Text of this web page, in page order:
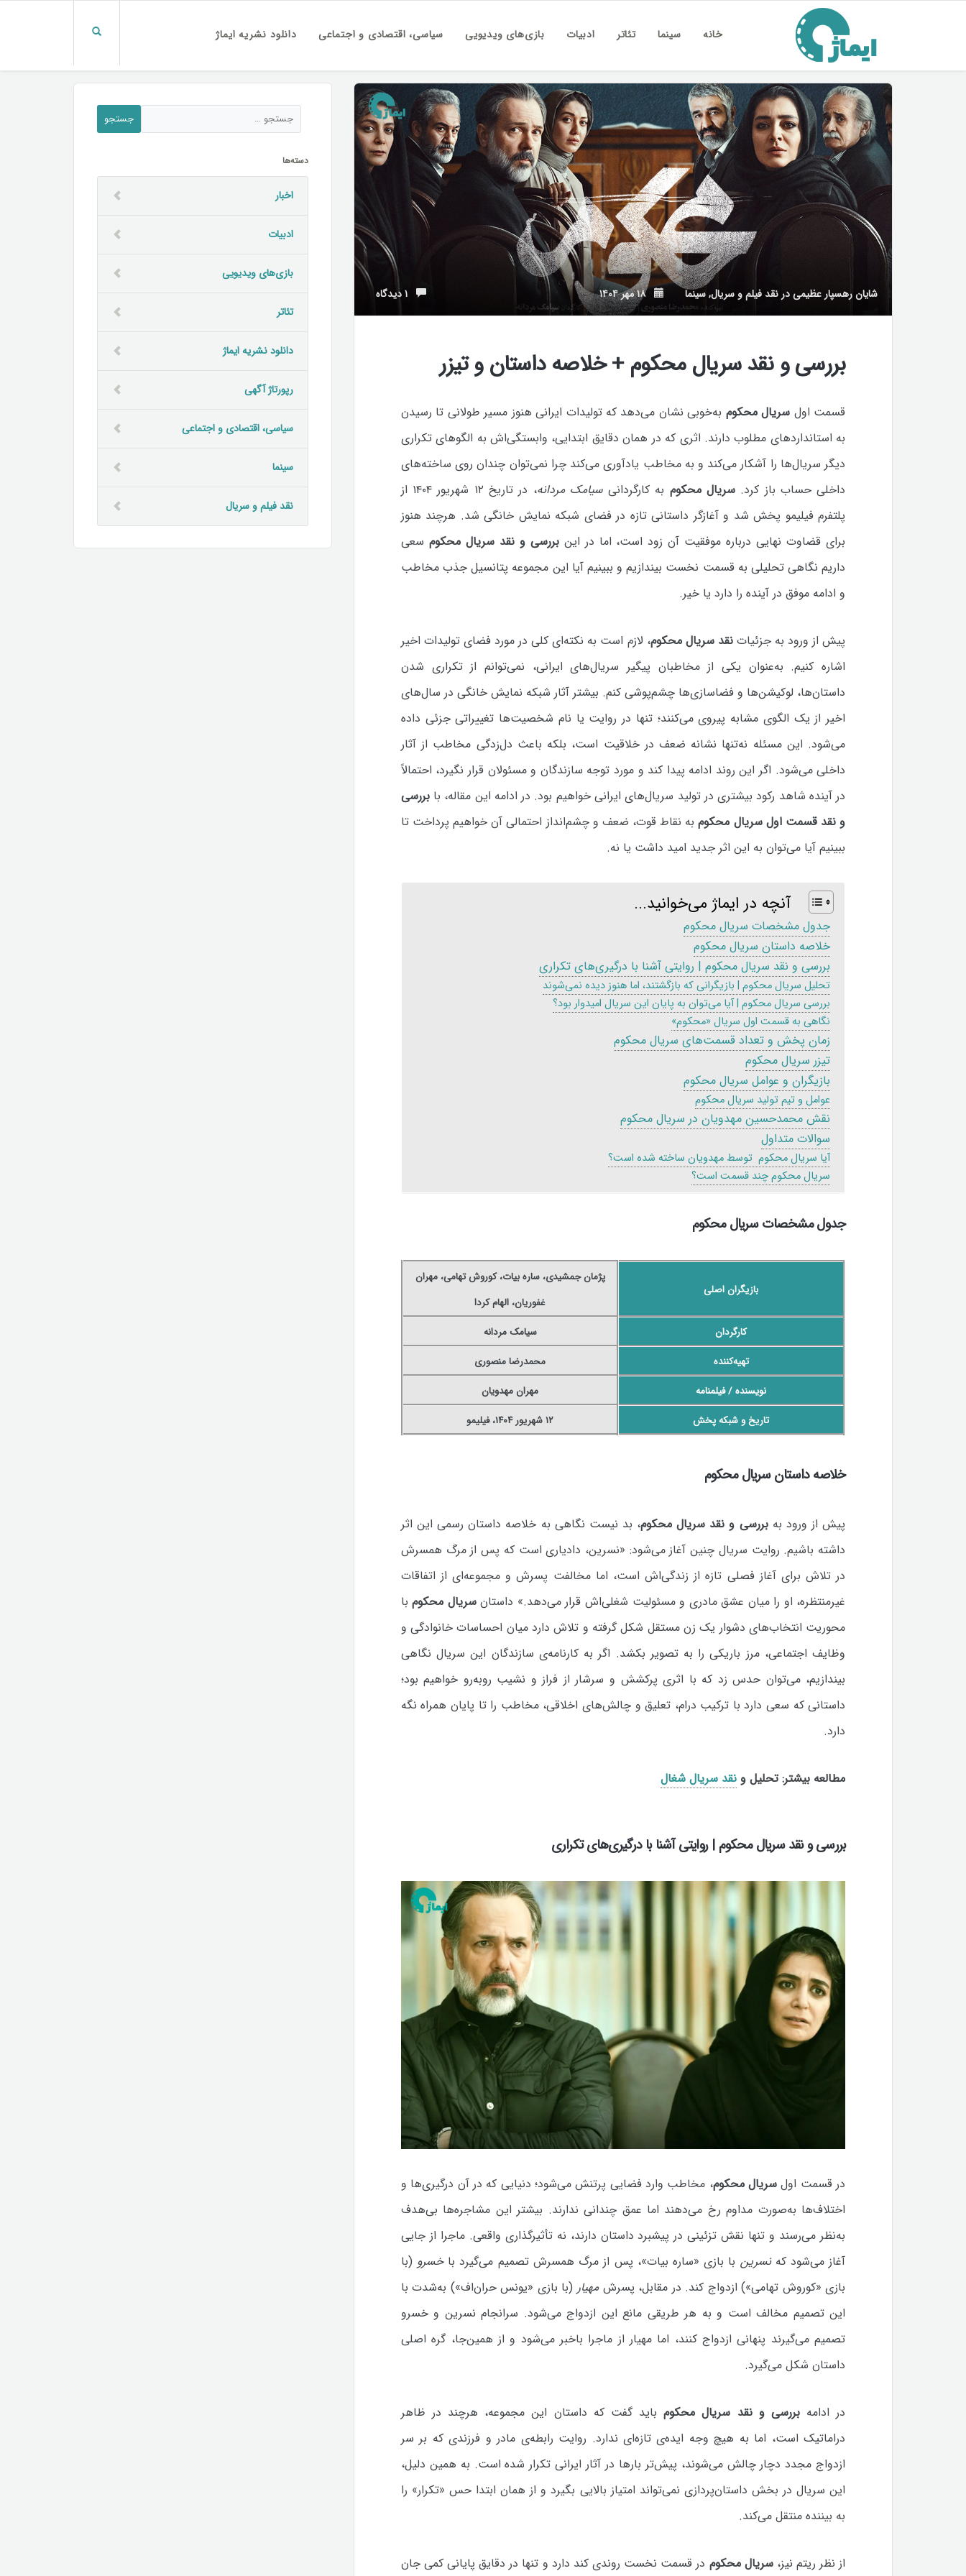
خانه سینما تئاتر ادبیات بازی‌های ویدیویی سیاسی، اقتصادی و اجتماعی دانلود نشریه ایماژ
شایان رهسپار عظیمیدر نقد فیلم و سریال,سینما ۱۸ مهر ۱۴۰۴
بررسی و نقد سریال محکوم + خلاصه داستان و تیزر
قسمت اول سریال محکوم به‌خوبی نشان می‌دهد که تولیدات ایرانی هنوز مسیر طولانی تا رسیدن
به استانداردهای مطلوب دارند. اثری که در همان دقایق ابتدایی، وابستگی‌اش به الگوهای تکراری
دیگر سریال‌ها را آشکار می‌کند و به مخاطب یادآوری می‌کند چرا نمی‌توان چندان روی ساخته‌های
داخلی حساب باز کرد. سریال محکوم به کارگردانیسیامک مردانه
، در تاریخ ۱۲ شهریور ۱۴۰۴ از
پلتفرم فیلیمو پخش شد و آغازگر داستانی تازه در فضای شبکه نمایش خانگی شد. هرچند هنوز
برای قضاوت نهایی درباره موفقیت آن زود است، اما در اینبررسی و نقد سریال محکوم سعی
داریم نگاهی تحلیلی به قسمت نخست بیندازیم و ببینیم آیا این مجموعه پتانسیل جذب مخاطب
و ادامه موفق در آینده را دارد یا خیر.
پیش از ورود به جزئیاتنقد سریال محکوم، لازم است به نکته‌ای کلی در مورد فضای تولیدات اخیر
اشاره کنیم. به‌عنوان یکی از مخاطبان پیگیر سریال‌های ایرانی، نمی‌توانم از تکراری شدن
داستان‌ها، لوکیشن‌ها و فضاسازی‌ها چشم‌پوشی کنم. بیشتر آثار شبکه نمایش خانگی در سال‌های
اخیر از یک الگوی مشابه پیروی می‌کنند؛ تنها در روایت یا نام شخصیت‌ها تغییراتی جزئی داده
می‌شود. این مسئله نه‌تنها نشانه ضعف در خلاقیت است، بلکه باعث دل‌زدگی مخاطب از آثار
داخلی می‌شود. اگر این روند ادامه پیدا کند و مورد توجه سازندگان و مسئولان قرار نگیرد، احتمالاً
در آینده شاهد رکود بیشتری در تولید سریال‌های ایرانی خواهیم بود. در ادامه این مقاله، بابررسی
و نقد قسمت اول سریال محکومبه نقاط قوت، ضعف و چشم‌انداز احتمالی آن خواهیم پرداخت تا
ببینیم آیا می‌توان به این اثر جدید امید داشت یا نه.
آنچه در ایماژ می‌خوانید...
جدول مشخصات سریال محکوم
خلاصه داستان سریال محکوم
بررسی و نقد سریال محکوم | روایتی آشنا با درگیری‌های تکراری
تحلیل سریال محکوم | بازیگرانی که بازگشتند، اما هنوز دیده نمی‌شوند
بررسی سریال محکوم | آیا می‌توان به پایان این سریال امیدوار بود؟
نگاهی به قسمت اول سریال «محکوم»
زمان پخش و تعداد قسمت‌های سریال محکوم
تیزر سریال محکوم
بازیگران و عوامل سریال محکوم
عوامل و تیم تولید سریال محکوم
نقش محمدحسین مهدویان در سریال محکوم
سوالات متداول
آیا سریال محکوم توسط مهدویان ساخته شده است؟
سریال محکوم چند قسمت است؟
جدول مشخصات سریال محکوم
بازیگران اصلی
پژمانجمشیدی، ساره بیات، کوروش تهامی، مهران
غفوریان، الهام کردا
کارگردان
سیامک مردانه
تهیه‌کننده
محمدرضا منصوری
نویسنده / فیلمنامه
مهران مهدویان
تاریخ و شبکه پخش
۱۲شهریور ۱۴۰۴، فیلیمو
خلاصه داستان سریال محکوم
پیش از ورود بهبررسی و نقد سریال محکوم، بد نیست نگاهی به خلاصه داستان رسمی این اثر
داشته باشیم. روایت سریال چنین آغاز می‌شود: «نسرین، دادیاری است که پس از مرگ همسرش
در تلاش برای آغاز فصلی تازه از زندگی‌اش است، اما مخالفت پسرش و مجموعه‌ای از اتفاقات
غیرمنتظره، او را میان عشق مادری و مسئولیت شغلی‌اش قرار می‌دهد.» داستانسریال محکومبا
محوریت انتخاب‌های دشوار یک زن مستقل شکل گرفته و تلاش دارد میان احساسات خانوادگی و
وظایف اجتماعی، مرز باریکی را به تصویر بکشد. اگر به کارنامه‌ی سازندگان این سریال نگاهی
بیندازیم، می‌توان حدس زد که با اثری پرکشش و سرشار از فراز و نشیب روبه‌رو خواهیم بود؛
داستانی که سعی دارد با ترکیب درام، تعلیق و چالش‌های اخلاقی، مخاطب را تا پایان همراه نگه
دارد.
مطالعه بیشتر: تحلیل و نقد سریال شغال
بررسی و نقد سریال محکوم | روایتی آشنا با درگیری‌های تکراری
در قسمت اول سریال محکوم، مخاطب وارد فضایی پرتنش می‌شود؛ دنیایی که در آن درگیری‌ها و
اختلاف‌ها به‌صورت مداوم رخ می‌دهند اما عمق چندانی ندارند. بیشتر این مشاجره‌ها بی‌هدف
به‌نظر می‌رسند و تنها نقش تزئینی در پیشبرد داستان دارند، نه تأثیرگذاری واقعی.ماجرا از جایی
آغاز می‌شود کهنسرین با بازی «ساره بیات»، پس از مرگ همسرش تصمیم می‌گیرد باخسرو (با
بازی «کوروش تهامی») ازدواج کند. در مقابل، پسرشمهیار (با بازی «یونس حران‌اف») به‌شدت با
این تصمیم مخالف است و به هر طریقی مانع این ازدواج می‌شود. سرانجام نسرین و خسرو
تصمیم می‌گیرند پنهانی ازدواج کنند، اما مهیار از ماجرا باخبر می‌شود و از همین‌جا، گره اصلی
داستان شکل می‌گیرد.
در ادامهبررسی و نقد سریال محکومباید گفت که داستان این مجموعه، هرچند در ظاهر
دراماتیک است، اما به هیچ وجه ایده‌ی تازه‌ای ندارد. روایت رابطه‌ی مادر و فرزندی که بر سر
ازدواج مجدد دچار چالش می‌شوند، پیش‌تر بارها در آثار ایرانی تکرار شده است. به همین دلیل،
این سریال در بخش داستان‌پردازی نمی‌تواند امتیاز بالایی بگیرد و از همان ابتدا حس «تکرار» را
به بیننده منتقل می‌کند.
از نظر ریتم نیز،سریال محکوم در قسمت نخست روندی کند دارد و تنها در دقایق پایانی کمی جان
دسته‌ها
اخبار
ادبیات
بازی‌های ویدیویی
تئاتر
دانلود نشریه ایماژ
رپورتاژ آگهی
سیاسی، اقتصادی و اجتماعی
سینما
نقد فیلم و سریال